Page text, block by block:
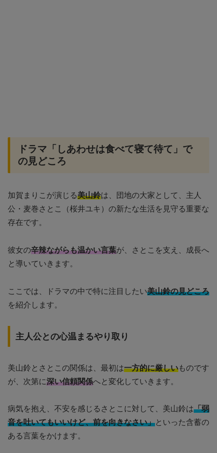
ドラマ「しあわせは食べて寝て待て」で
の見どころ
加賀まりこが演じる美山鈴は、団地の大家として、主人
公・麦巻さとこ（桜井ユキ）の新たな生活を見守る重要な
存在です。
彼女の辛辣ながらも温かい言葉が、さとこを支え、成長へ
と導いていきます。
ここでは、ドラマの中で特に注目したい美山鈴の見どころ
を紹介します。
主人公との心温まるやり取り
美山鈴とさとこの関係は、最初は一方的に厳しいものです
が、次第に深い信頼関係へと変化していきます。
病気を抱え、不安を感じるさとこに対して、美山鈴は「弱
音を吐いてもいいけど、前を向きなさい」といった含蓄の
ある言葉をかけます。